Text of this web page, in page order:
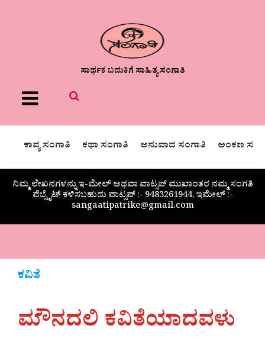
ಸಾರ್ಥಕ ಬದುಕಿಗೆ ಸಾಹಿತ್ಯ ಸಂಗಾತಿ
Menu
ಕಾವ್ಯ ಸಂಗಾತಿ ಕಥಾ ಸಂಗಾತಿ ಅನುವಾದ ಸಂಗಾತಿ ಅಂಕಣ
ನಿಮ್ಮ ಲೇಖನಗಳನ್ನು ಇ-ಮೇಲ್ ಅಥವಾ ವಾಟ್ಸಪ್ ಮುಖಾಂತರ ನಮ್ಮ ಸಂಗತಿ
ವೆಬ್ಸೈಟ್ ಕಳಿಸಬಹುದು ವಾಟ್ಸಪ್‌ :- 9483261944, ಇಮೇಲ್ :-
sangaatipatrike@gmail.com
ಕವಿತೆ
ಮೌನದಲಿ ಕವಿತೆಯಾದವಳು